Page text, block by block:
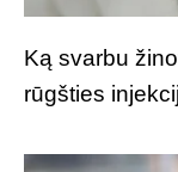
Ką svarbu
rūgšties